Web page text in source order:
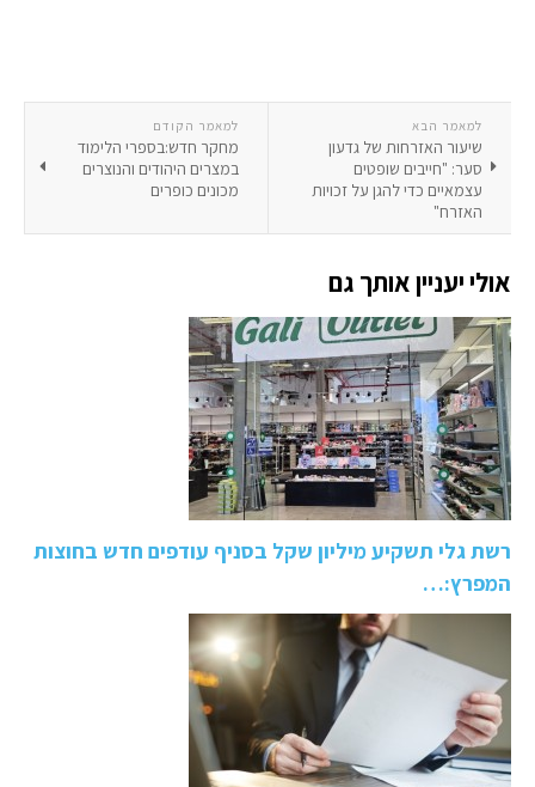
למאמר הקודם
מחקר חדש:בספרי הלימוד
במצרים היהודים והנוצרים
מכונים כופרים
למאמר הבא
שיעור האזרחות של גדעון
סער: "חייבים שופטים
עצמאיים כדי להגן על זכויות
האזרח"
אולי יעניין אותך גם
רשת גלי תשקיע מיליון שקל בסניף עודפים חדש בחוצות
המפרץ:…